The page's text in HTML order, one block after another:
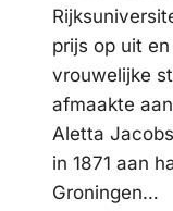
prijs op uit
vrouwelijke
afmaakte
Aletta
in 1871 aan
Groningen…